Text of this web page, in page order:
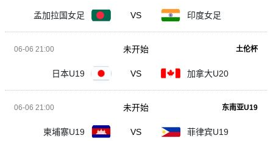
孟加拉国女足 VS 印度女足
06-06 21:00 土伦杯
日本U19 VS 加拿大U20
未开始
06-06 21:00 东南亚U19
柬埔寨U19 VS 菲律宾U19
未开始